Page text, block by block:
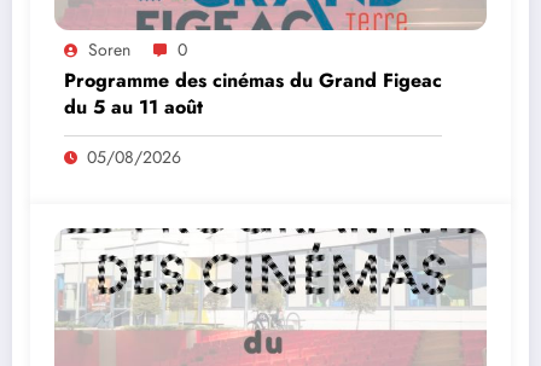
Soren 0
Programme des cinémas du Grand Figeac
du 5 au 11 août
05/08/2026